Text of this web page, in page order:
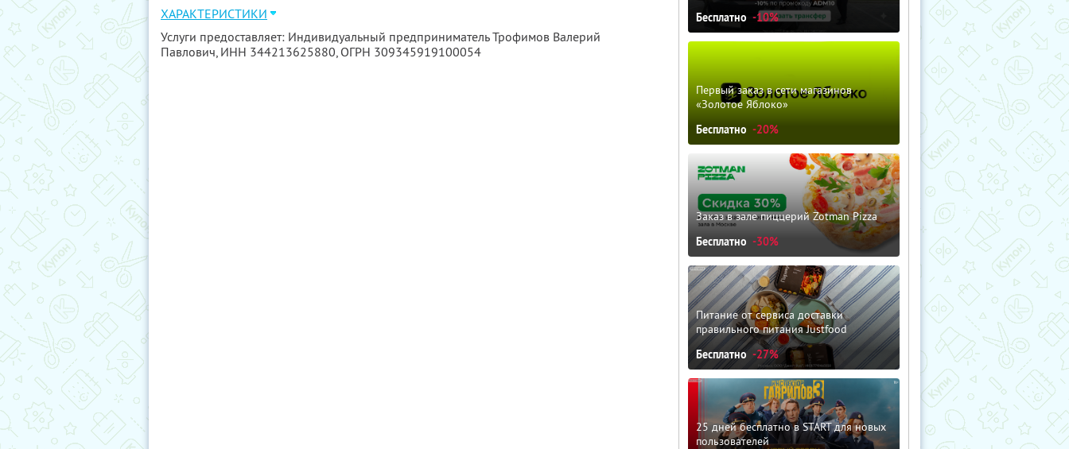
ХАРАКТЕРИСТИКИ
Услуги предоставляет: Индивидуальный предприниматель Трофимов Валерий
Павлович, ИНН 344213625880, ОГРН 309345919100054
Бесплатно -10%
Первый заказ в сети магазинов
«Золотое Яблоко»
Бесплатно -20%
Заказ в зале пиццерий Zotman Pizza
Бесплатно -30%
Питание от сервиса доставки
правильного питания Justfood
Бесплатно -27%
25 дней бесплатно в START для новых
пользователей